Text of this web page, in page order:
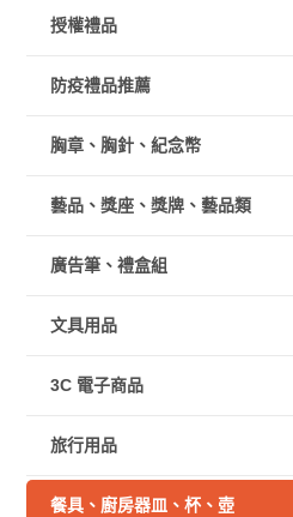
授權禮品
防疫禮品推薦
胸章、胸針、紀念幣
藝品、獎座、獎牌、藝品類
廣告筆、禮盒組
文具用品
3C 電子商品
旅行用品
餐具、廚房器皿、杯、壺